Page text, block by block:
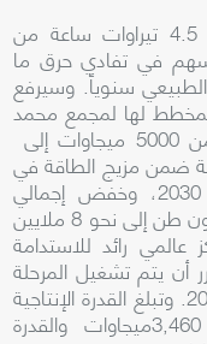
ومن المتوقع أن تنتج المرحلة السابعة 4.5 تيراوات ساعة من
في تفادي حرق ما
الطبيعي سنوياً. وسيرفع
المخطط لها لمجمع محمد
بن راشد آل مكتوم للطاقة الشمسية من 5000 ميجاوات إلى
ضمن مزيج الطاقة في
دبي من 27% إلى 34% بحلول عام 2030، وخفض إجمالي
انبعاثات ثاني أكسيد الكربون من 6.5 مليون طن إلى نحو 8 ملايين
رائد للاستدامة
أن يتم تشغيل المرحلة
السابعة على مراحل بين عامي 2027 و2029. وتبلغ القدرة الإنتاجية
لمشاريع المجمع قيد التشغيل حالياً 3,460ميجاوات والقدرة